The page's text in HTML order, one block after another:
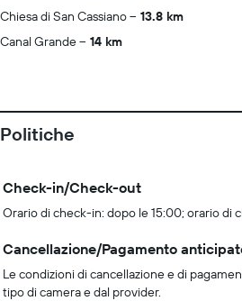
Chiesa di San Cassiano
13.8 km
Canal Grande
14 km
Politiche
Check-in/Check-out
Orario di check-in: dopo le 15:00; orario di
Cancellazione/Pagamento
Le condizioni di cancellazione e di
tipo di camera e dal provider.